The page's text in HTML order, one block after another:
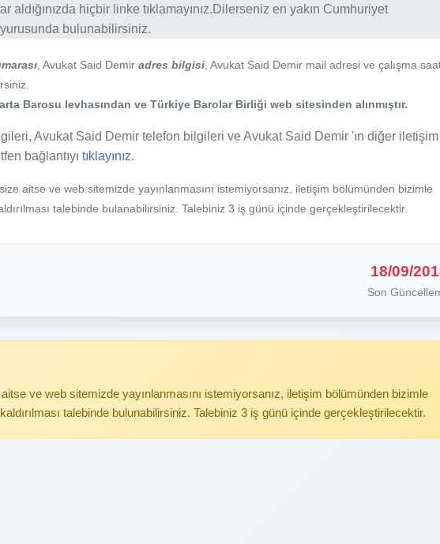
aldığınızda hiçbir linke tıklamayınız.Dilerseniz en yakın Cumhuriyet
bulunabilirsiniz.
, Avukat Said Demir adres bilgisi , Avukat Said Demir mail adresi ve çalışma
Barosu levhasından ve Türkiye Barolar Birliği web sitesinden alınmıştır.
Avukat Said Demir telefon bilgileri ve Avukat Said Demir 'ın diğer iletişim
bağlantıyı tıklayınız.
aitse ve web sitemizde yayınlanmasını istemiyorsanız, iletişim bölümünden bizimle
talebinde bulanabilirsiniz. Talebiniz 3 iş günü içinde gerçekleştirilecektir.
18/09/
Son
ve web sitemizde yayınlanmasını istemiyorsanız, iletişim bölümünden bizimle
talebinde bulunabilirsiniz. Talebiniz 3 iş günü içinde gerçekleştirilecektir.